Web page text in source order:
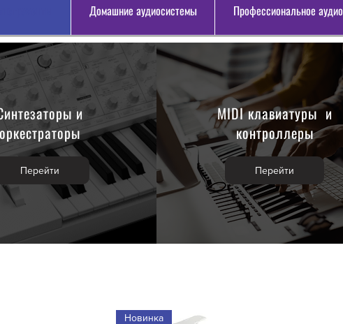
Домашние аудиосистемы Профессиональное аудио
и
оркестраторы
Перейти
MIDI клавиатуры и
контроллеры
Перейти
Новинка